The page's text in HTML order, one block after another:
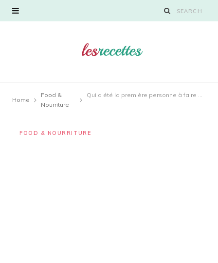
Home
Food &
Nourriture
Qui a été la première personne à faire de la salade de chou ?
FOOD & NOURRITURE